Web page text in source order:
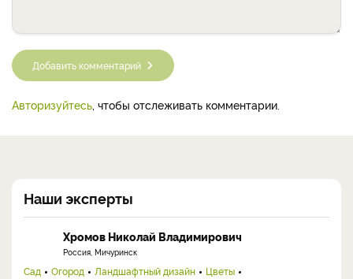
Добавить комментарий
Авторизуйтесь, чтобы отслеживать комментарии.
Наши эксперты
Хромов Николай Владимирович
Россия, Мичуринск
Сад Огород Ландшафтный дизайн
Цветы